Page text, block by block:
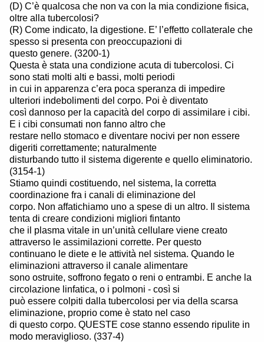
(D) C’è qualcosa che non va con la mia condizione fisica,
oltre alla tubercolosi?
(R) Come indicato, la digestione. E’ l’effetto collaterale che
spesso si presenta con preoccupazioni di
questo genere. (3200-1)
Questa è stata una condizione acuta di tubercolosi. Ci
sono stati molti alti e bassi, molti periodi
in cui in apparenza c’era poca speranza di impedire
ulteriori indebolimenti del corpo. Poi è diventato
così dannoso per la capacità del corpo di assimilare i cibi.
E i cibi consumati non fanno altro che
restare nello stomaco e diventare nocivi per non essere
digeriti correttamente; naturalmente
disturbando tutto il sistema digerente e quello eliminatorio.
(3154-1)
Stiamo quindi costituendo, nel sistema, la corretta
coordinazione fra i canali di eliminazione del
corpo. Non affatichiamo uno a spese di un altro. Il sistema
tenta di creare condizioni migliori fintanto
che il plasma vitale in un’unità cellulare viene creato
attraverso le assimilazioni corrette. Per questo
continuano le diete e le attività nel sistema. Quando le
eliminazioni attraverso il canale alimentare
sono ostruite, soffrono fegato o reni o entrambi. E anche la
circolazione linfatica, o i polmoni - così si
può essere colpiti dalla tubercolosi per via della scarsa
eliminazione, proprio come è stato nel caso
di questo corpo. QUESTE cose stanno essendo ripulite in
modo meraviglioso. (337-4)